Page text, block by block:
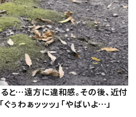
と…遠方に違和感。その後、近付
ぅわぁッッッ」「やばいよ…」